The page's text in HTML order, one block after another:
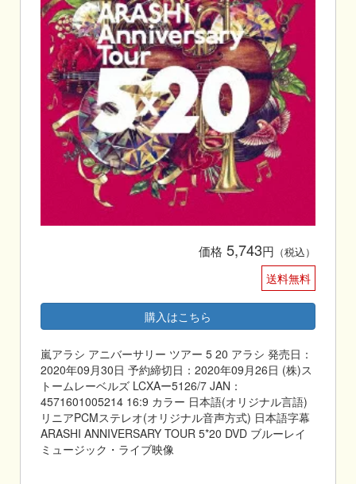
価格 5,743円 （税込）
送料無料
購入はこちら
嵐アラシ アニバーサリー ツアー 5 20 アラシ 発売日：
2020年09月30日 予約締切日：2020年09月26日 (株)ス
トームレーベルズ LCXAー5126/7 JAN：
4571601005214 16:9 カラー 日本語(オリジナル言語)
リニアPCMステレオ(オリジナル音声方式) 日本語字幕
ARASHI ANNIVERSARY TOUR 5*20 DVD ブルーレイ
ミュージック・ライブ映像